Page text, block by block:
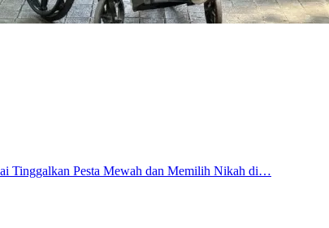
Tinggalkan Pesta Mewah dan Memilih Nikah di…